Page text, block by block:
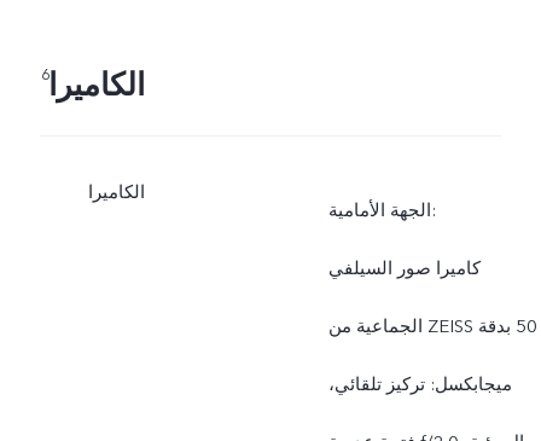
الكاميرا6
الكاميرا
الجهة الأمامية:
كاميرا صور السيلفي
الجماعية من ZEISS بدقة ‎50
ميجابكسل: تركيز تلقائي،